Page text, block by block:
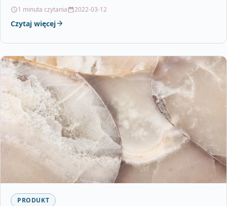
1 minuta czytania 2022-03-12
Czytaj więcej
PRODUKT